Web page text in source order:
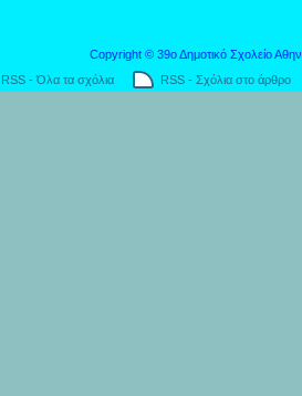
Copyright © 39ο Δημοτικό Σχολείο
RSS - Όλα τα σχόλια RSS - Σχόλια στο άρθρο